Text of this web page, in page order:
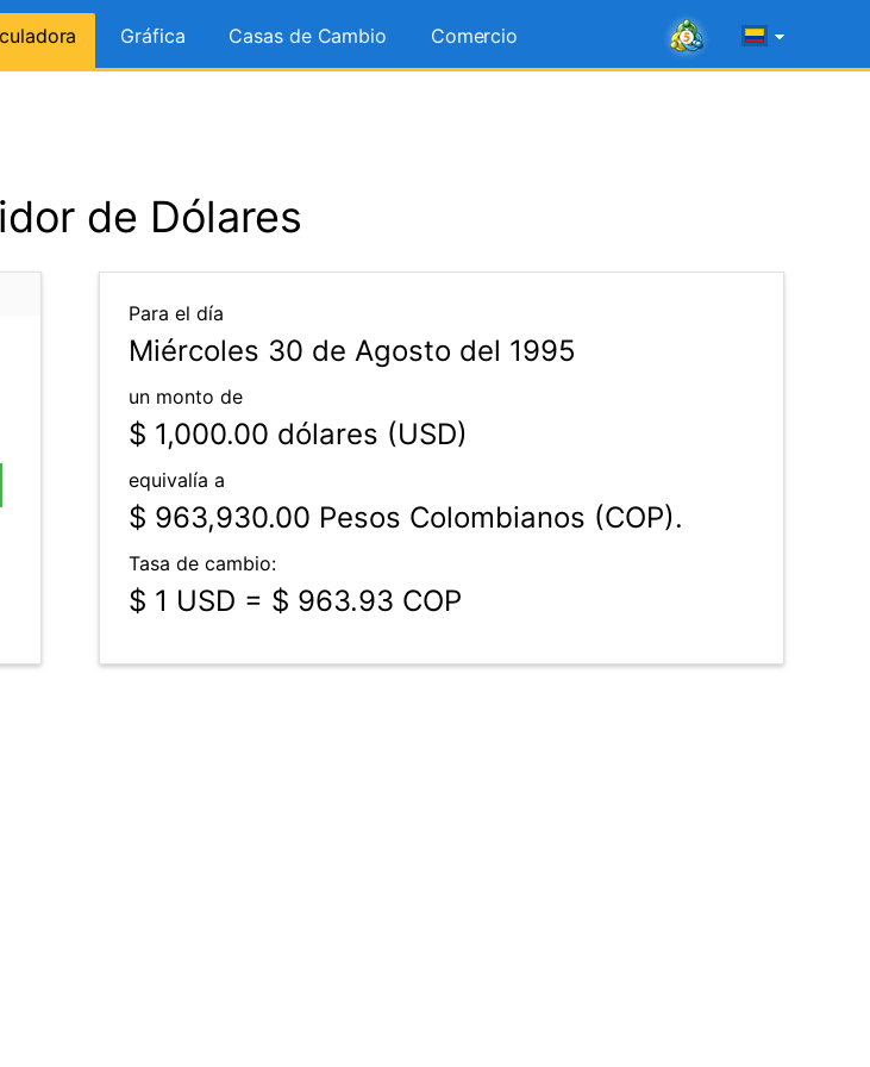
Gráfica Casas de Cambio Comercio
de Dólares
Para el día
Miércoles 30 de Agosto del 1995
un monto de
$ 1,000.00 dólares (USD)
equivalía a
$ 963,930.00 Pesos Colombianos (COP).
Tasa de cambio:
$ 1 USD = $ 963.93 COP